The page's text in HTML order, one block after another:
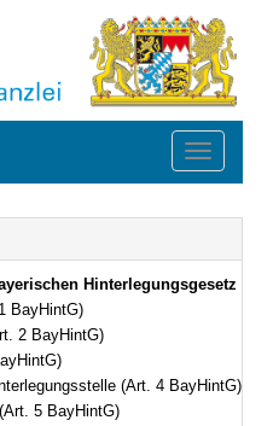
Toggle
Hinterlegungsgesetz
BayHintG)
2 BayHintG)
(Art. 4 BayHintG)
5 BayHintG)